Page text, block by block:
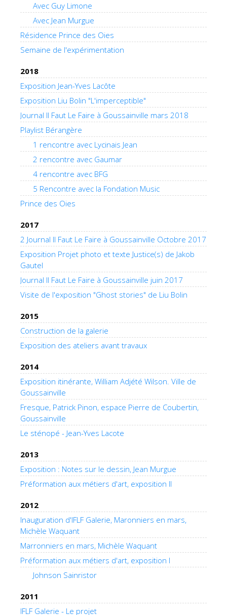
Avec Guy Limone
Avec Jean Murgue
Résidence Prince des Oies
Semaine de l'expérimentation
2018
Exposition Jean-Yves Lacôte
Exposition Liu Bolin "L'imperceptible"
Journal Il Faut Le Faire à Goussainville mars 2018
Playlist Bérangère
1 rencontre avec Lycinais Jean
2 rencontre avec Gaumar
4 rencontre avec BFG
5 Rencontre avec la Fondation Music
Prince des Oies
2017
2 Journal Il Faut Le Faire à Goussainville Octobre 2017
Exposition Projet photo et texte Justice(s) de Jakob
Gautel
Journal Il Faut Le Faire à Goussainville juin 2017
Visite de l'exposition "Ghost stories" de Liu Bolin
2015
Construction de la galerie
Exposition des ateliers avant travaux
2014
Exposition itinérante, William Adjété Wilson. Ville de
Goussainville
Fresque, Patrick Pinon, espace Pierre de Coubertin,
Goussainville
Le sténopé - Jean-Yves Lacote
2013
Exposition : Notes sur le dessin, Jean Murgue
Préformation aux métiers d'art, exposition II
2012
Inauguration d'IFLF Galerie, Maronniers en mars,
Michèle Waquant
Marronniers en mars, Michèle Waquant
Préformation aux métiers d'art, exposition I
Johnson Sainristor
2011
IFLF Galerie - Le projet